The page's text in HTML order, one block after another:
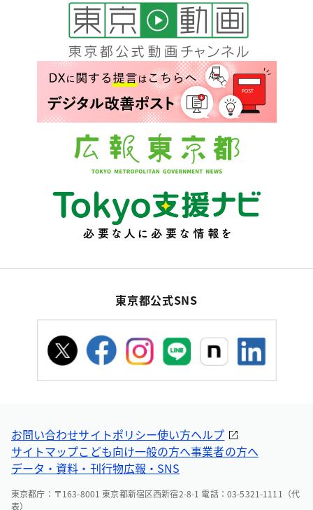
東京都公式SNS
お問い合わせサイトポリシー使い方ヘルプ
サイトマップこども向け一般の方へ事業者の方へ
データ・資料・刊行物広報・SNS
東京都庁：〒163-8001 東京都新宿区西新宿2-8-1 電話：03-5321-1111（代
表）